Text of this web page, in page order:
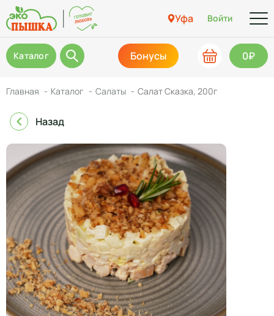
Уфа Войти
Каталог Бонусы 0₽
Главная Каталог Салаты Салат Сказка, 200г
Назад